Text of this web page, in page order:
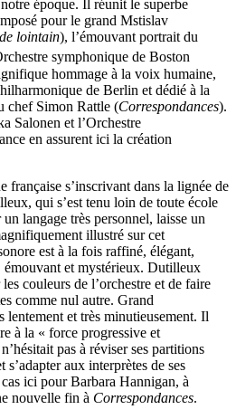
époque. Il réunit le superbe
pour le grand Mstislav
lointain), l’émouvant portrait du
symphonique de Boston
hommage à la voix humaine,
de Berlin et dédié à la
chef Simon Rattle (Correspondances).
Salonen et l’Orchestre
en assurent ici la création
française s’inscrivant dans la lignée de
qui s’est tenu loin de toute école
langage très personnel, laisse un
illustré sur cet
est à la fois raffiné, élégant,
émouvant et mystérieux. Dutilleux
couleurs de l’orchestre et de faire
comme nul autre. Grand
et très minutieusement. Il
à la « force progressive et
pas à réviser ses partitions
aux interprètes de ses
cas ici pour Barbara Hannigan, à
nouvelle fin à Correspondances.